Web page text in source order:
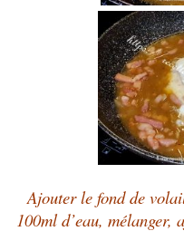
Ajouter le fond de
100ml d’eau, mélanger,